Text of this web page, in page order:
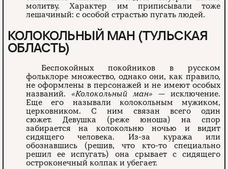
молитву. Характер им приписывали тоже
лешачиный: с особой страстью пугать людей.
КОЛОКОЛЬНЫЙ МАН (ТУЛЬСКАЯ
ОБЛАСТЬ)
Беспокойных покойников в русском
фольклоре множество, однако они, как правило,
не оформлены в персонажей и не имеют особых
названий. «Колокольный ман» — исключение.
Еще его называли колокольным мужиком,
церковником. С ним связан всего один
сюжет. Девушка (реже юноша) на спор
забирается на колокольню ночью и видит
сидящего человека. Из-за куража или
обознавшись (решив, что кто-то специально
решил ее испугать) она срывает с сидящего
остроконечный колпак и убегает.